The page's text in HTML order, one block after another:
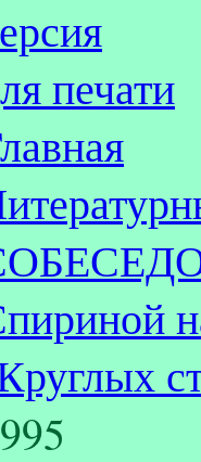
печати